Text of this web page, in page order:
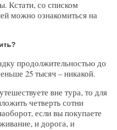
Кстати, со списком
можно ознакомиться на
продолжительностью до
25 тысяч – никакой.
вне тура, то для
четверть сотни
если вы покупаете
и дорога, и